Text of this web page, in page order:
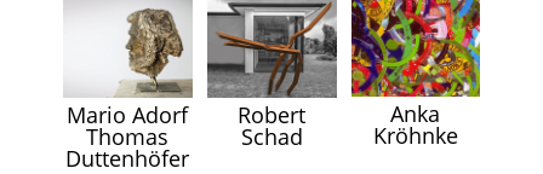
Mario Adorf
Thomas
Duttenhöfer
Robert
Schad
Anka
Kröhnke